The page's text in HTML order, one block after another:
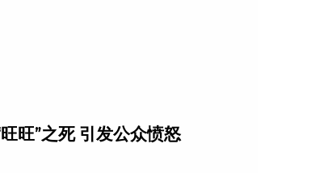
旺”之死 引发公众愤怒